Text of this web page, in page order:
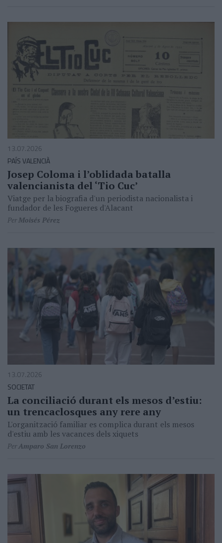
13.07.2026
PAÍS VALENCIÀ
Josep Coloma i l’oblidada batalla
valencianista del ‘Tio Cuc’
Viatge per la biografia d'un periodista nacionalista i
fundador de les Fogueres d'Alacant
PerMoisés Pérez
13.07.2026
SOCIETAT
La conciliació durant els mesos d’estiu:
un trencaclosques any rere any
L'organització familiar es complica durant els mesos
d'estiu amb les vacances dels xiquets
PerAmparo San Lorenzo